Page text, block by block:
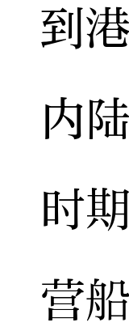
到
内
时
营